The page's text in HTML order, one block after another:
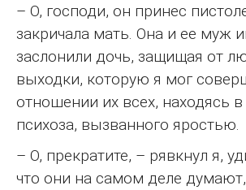
– О, господи, он принес
закричала мать. Она и ее муж
заслонили дочь, защищая от
выходки, которую я мог
отношении их всех, находясь
психоза, вызванного яростью.
– О, прекратите, – рявкнул я,
что они на самом деле